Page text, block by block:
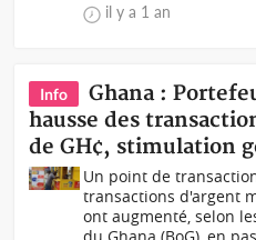
il y a 1 an
Info
Ghana :
hausse des
de GH¢, stimulation
Un point de
transactions d'argent
ont augmenté, selon